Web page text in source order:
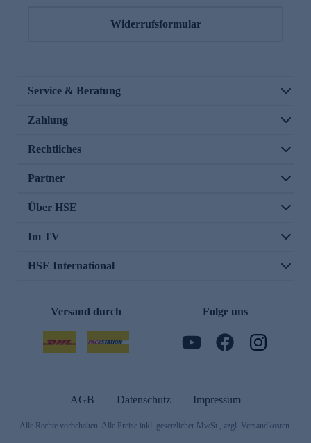
Widerrufsformular
Service & Beratung
Zahlung
Rechtliches
Partner
Über HSE
Im TV
HSE International
Versand durch Folge uns
AGB Datenschutz Impressum
Alle Rechte vorbehalten. Alle Preise inkl. gesetzlicher MwSt., zzgl. Versandkosten.